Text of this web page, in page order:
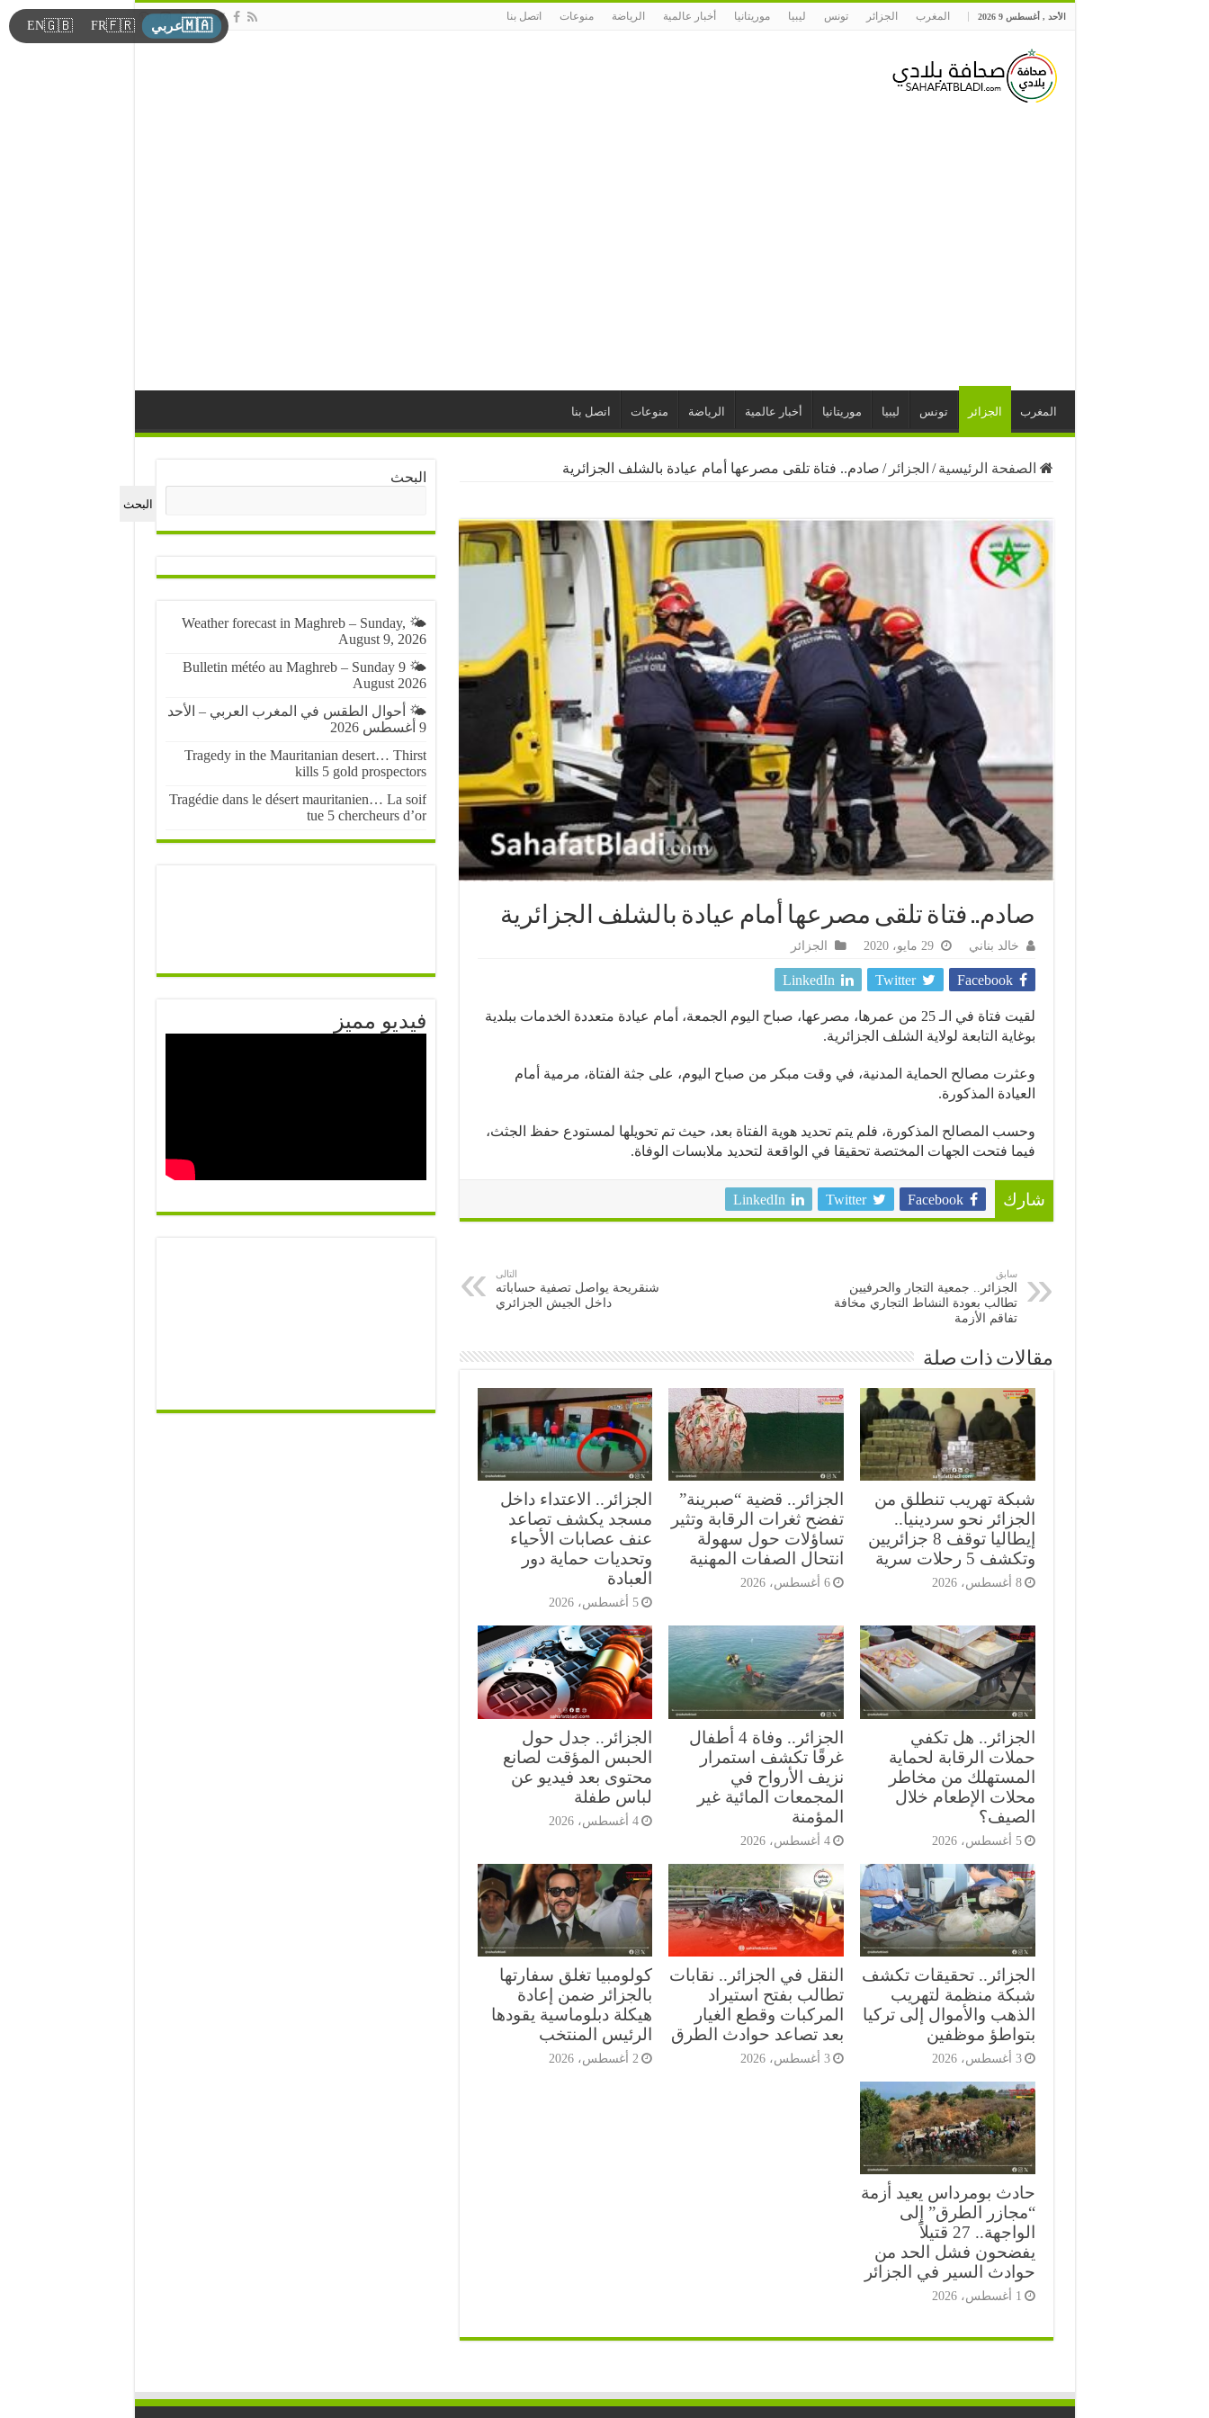
الأحد , أغسطس 9 2026 المغرب الجزائر تونس ليبيا موريتانيا أخبار عالمية الرياضة منوعات اتصل بنا
المغرب الجزائر تونس ليبيا موريتانيا أخبار عالمية الرياضة منوعات اتصل بنا
الصفحة الرئيسية / الجزائر / صادم.. فتاة تلقى مصرعها أمام عيادة بالشلف الجزائرية
صادم.. فتاة تلقى مصرعها أمام عيادة بالشلف الجزائرية
خالد بناني 29 مايو، 2020 الجزائر
Facebook
Twitter
LinkedIn
لقيت فتاة في الـ 25 من عمرها، مصرعها، صباح اليوم الجمعة، أمام عيادة متعددة الخدمات ببلدية
بوغاية التابعة لولاية الشلف الجزائرية.
وعثرت مصالح الحماية المدنية، في وقت مبكر من صباح اليوم، على جثة الفتاة، مرمية أمام
العيادة المذكورة.
وحسب المصالح المذكورة، فلم يتم تحديد هوية الفتاة بعد، حيث تم تحويلها لمستودع حفظ الجثث،
فيما فتحت الجهات المختصة تحقيقا في الواقعة لتحديد ملابسات الوفاة.
شارك Facebook
Twitter
LinkedIn
سابق
الجزائر.. جمعية التجار والحرفيين
تطالب بعودة النشاط التجاري مخافة
تفاقم الأزمة
التالى
شنقريحة يواصل تصفية حساباته
داخل الجيش الجزائري
مقالات ذات صلة
شبكة تهريب تنطلق من
الجزائر نحو سردينيا..
إيطاليا توقف 8 جزائريين
وتكشف 5 رحلات سرية
8 أغسطس، 2026
الجزائر.. قضية “صبرينة”
تفضح ثغرات الرقابة وتثير
تساؤلات حول سهولة
انتحال الصفات المهنية
6 أغسطس، 2026
الجزائر.. الاعتداء داخل
مسجد يكشف تصاعد
عنف عصابات الأحياء
وتحديات حماية دور
العبادة
5 أغسطس، 2026
الجزائر.. هل تكفي
حملات الرقابة لحماية
المستهلك من مخاطر
محلات الإطعام خلال
الصيف؟
5 أغسطس، 2026
الجزائر.. وفاة 4 أطفال
غرقًا تكشف استمرار
نزيف الأرواح في
المجمعات المائية غير
المؤمنة
4 أغسطس، 2026
الجزائر.. جدل حول
الحبس المؤقت لصانع
محتوى بعد فيديو عن
لباس طفلة
4 أغسطس، 2026
الجزائر.. تحقيقات تكشف
شبكة منظمة لتهريب
الذهب والأموال إلى تركيا
بتواطؤ موظفين
3 أغسطس، 2026
النقل في الجزائر.. نقابات
تطالب بفتح استيراد
المركبات وقطع الغيار
بعد تصاعد حوادث الطرق
3 أغسطس، 2026
كولومبيا تغلق سفارتها
بالجزائر ضمن إعادة
هيكلة دبلوماسية يقودها
الرئيس المنتخب
2 أغسطس، 2026
حادث بومرداس يعيد أزمة
“مجازر الطرق” إلى
الواجهة.. 27 قتيلاً
يفضحون فشل الحد من
حوادث السير في الجزائر
1 أغسطس، 2026
البحث
البحث
🌤️ Weather forecast in Maghreb – Sunday,
August 9, 2026
🌤️ Bulletin météo au Maghreb – Sunday 9
August 2026
🌤️ أحوال الطقس في المغرب العربي – الأحد
9 أغسطس 2026
Tragedy in the Mauritanian desert… Thirst
kills 5 gold prospectors
Tragédie dans le désert mauritanien… La soif
tue 5 chercheurs d’or
فيديو مميز
🇲🇦عربي 🇫🇷
FR
🇬🇧
EN